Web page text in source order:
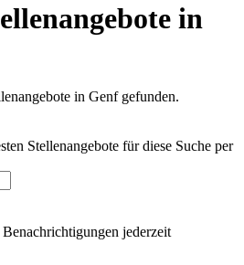
in
in Genf gefunden.
Stellenangebote für diese Suche per
jederzeit